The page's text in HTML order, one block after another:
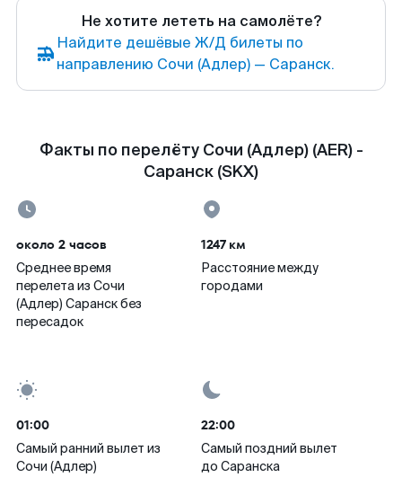
Не хотите лететь на самолёте?
Найдите дешёвые Ж/Д билеты по
направлению Сочи (Адлер) — Саранск.
Факты по перелёту Сочи (Адлер) (AER) -
Саранск (SKX)
около 2 часов
Среднее время
перелета из Сочи
(Адлер) Саранск без
пересадок
1247 км
Расстояние между
городами
01:00
Самый ранний вылет из
Сочи (Адлер)
22:00
Самый поздний вылет
до Саранска